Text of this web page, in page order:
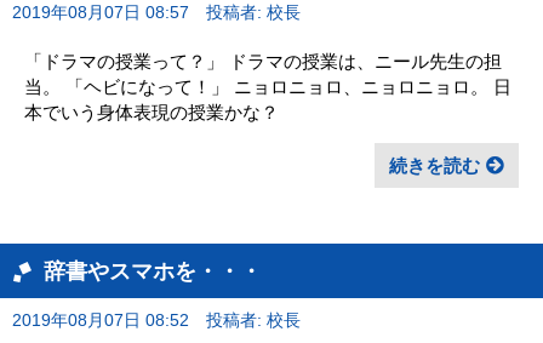
2019年08月07日 08:57 投稿者: 校長
「ドラマの授業って？」 ドラマの授業は、ニール先生の担
当。 「ヘビになって！」 ニョロニョロ、ニョロニョロ。 日
本でいう身体表現の授業かな？
続きを読む
辞書やスマホを・・・
2019年08月07日 08:52 投稿者: 校長